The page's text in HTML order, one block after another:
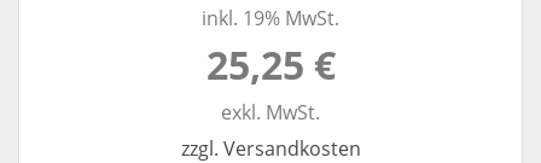
inkl. 19% MwSt.
25,25 €
exkl. MwSt.
zzgl. Versandkosten